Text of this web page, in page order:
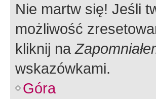
Nie martw się! Jeśli
możliwość
kliknij na
wskazówkami.
Góra